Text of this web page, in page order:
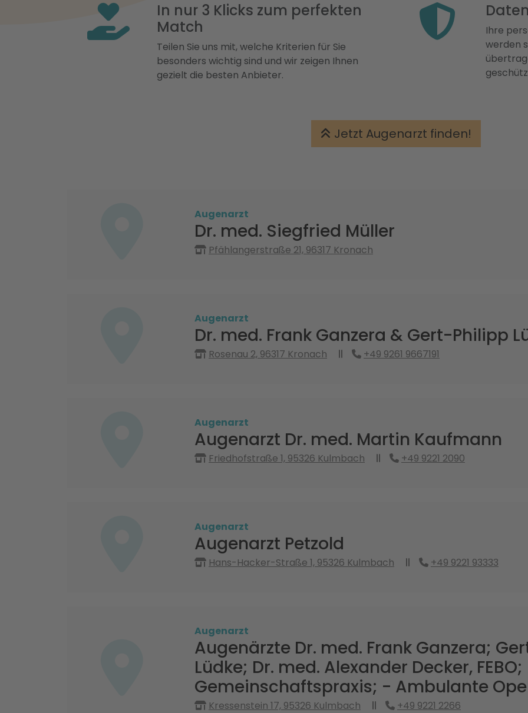
In nur 3 Klicks zum perfekten
Match
Teilen Sie uns mit, welche Kriterien für Sie
besonders wichtig sind und wir zeigen Ihnen
gezielt die besten Anbieter.
Ihre
werden
Jetzt Augenarzt finden!
Augenarzt
Dr. med. Siegfried Müller
Pfählangerstraße 21, 96317 Kronach
Augenarzt
Dr. med. Frank Ganzera & Gert-Philipp
Rosenau 2, 96317 Kronach +49 9261 9667191
Augenarzt
Augenarzt Dr. med. Martin Kaufmann
Friedhofstraße 1, 95326 Kulmbach +49 9221 2090
Augenarzt
Augenarzt Petzold
Hans-Hacker-Straße 1, 95326 Kulmbach +49 9221 93333
Augenarzt
Augenärzte Dr. med. Frank Ganzera;
Lüdke; Dr. med. Alexander Decker,
Gemeinschaftspraxis; - Ambulante
Kressenstein 17, 95326 Kulmbach +49 9221 2266